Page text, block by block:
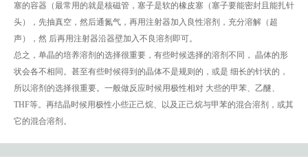
塞的容器（最常用的就是核磁管，塞子是软的橡皮塞（塞子要能密封且能扎针
头），先抽真空，然后通氮气，再用注射器加入良性溶剂，充分溶解（超
声），然 后再用注射器沿器壁加入不良溶剂即可。
总之，单晶的培养溶剂的选择很重要，有些时候选择的溶剂不同， 晶体的形
状会各不相同。甚至有些时候得到的晶体不是规则的，或是 细长的针状的，
所以溶剂的选择很重要。一般做反应时候用极性相对 大些的甲苯、乙醚、
THF等。再结晶时候用极性小些正己烷、以及正己烷与甲苯的混合溶剂，或其
它的混合溶剂。